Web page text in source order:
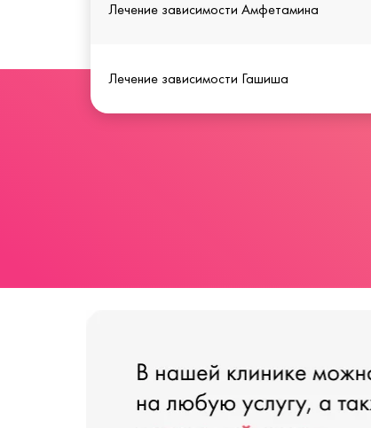
Лечение зависимости Амфетамина
Лечение зависимости Гашиша